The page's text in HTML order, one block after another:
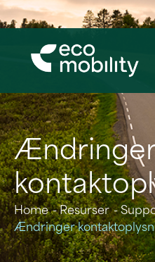
Home Resurser
Ændringer